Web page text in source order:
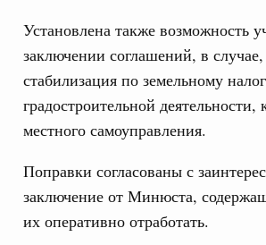
Установлена также возможность
заключении соглашений, в
стабилизация по земельному
градостроительной
местного самоуправления.
Поправки согласованы с
заключение от Минюста,
их оперативно отработать.